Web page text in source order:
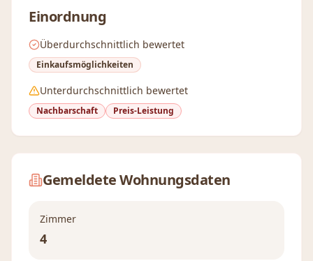
Einordnung
Überdurchschnittlich bewertet
Einkaufsmöglichkeiten
Unterdurchschnittlich bewertet
Nachbarschaft Preis-Leistung
Gemeldete Wohnungsdaten
Zimmer
4